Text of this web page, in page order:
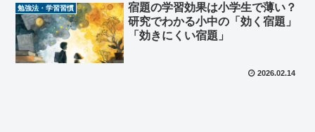
勉強法・学習習慣
宿題の学習効果は小学生で薄い？
研究でわかる小中の「効く宿題」
「効きにくい宿題」
2026.02.14